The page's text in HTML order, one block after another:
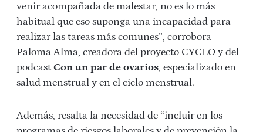
venir acompañada de malestar, no es lo más
habitual que eso suponga una incapacidad para
realizar las tareas más comunes”, corrobora
Paloma Alma, creadora del proyecto CYCLO y del
podcast Con un par de ovarios, especializado en
salud menstrual y en el ciclo menstrual.
Además, resalta la necesidad de “incluir en los